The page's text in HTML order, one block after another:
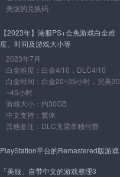
美版的兑换码
【2023年】港服PS+会免游戏白金难
度、时间及游戏大小等
2023年7月
白金难度：白金4/10，DLC4/10
白金时间：白金20~35小时，完美30
~45小时
游戏大小：约30GB
中文支持：繁体
其他备注：DLC无需单独付费
PlayStation平台的Remastered版游戏
「美服」自带中文的游戏整理3